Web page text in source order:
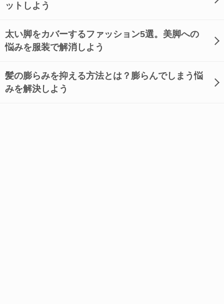
ットしよう
太い脚をカバーするファッション5選。美脚への
悩みを服装で解消しよう
髪の膨らみを抑える方法とは？膨らんでしまう悩
みを解決しよう